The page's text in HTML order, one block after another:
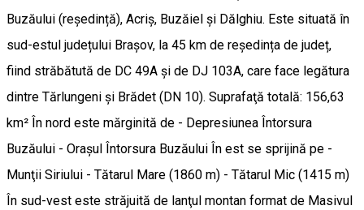
Buzăului (reședință), Acriș, Buzăiel și Dălghiu. Este situată în
sud-estul județului Brașov, la 45 km de reședința de județ,
fiind străbătută de DC 49A și de DJ 103A, care face legătura
dintre Tărlungeni și Brădet (DN 10). Suprafaţă totală: 156,63
km² În nord este mărginită de - Depresiunea Întorsura
Buzăului - Oraşul Întorsura Buzăului În est se sprijină pe -
Munţii Siriului - Tătarul Mare (1860 m) - Tătarul Mic (1415 m)
În sud-vest este străjuită de lanţul montan format de Masivul